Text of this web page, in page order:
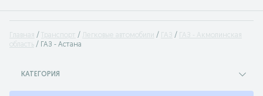
Главная Транспорт Легковые автомобили ГАЗ
ГАЗ - Акмолинская
область
ГАЗ - Астана
КАТЕГОРИЯ